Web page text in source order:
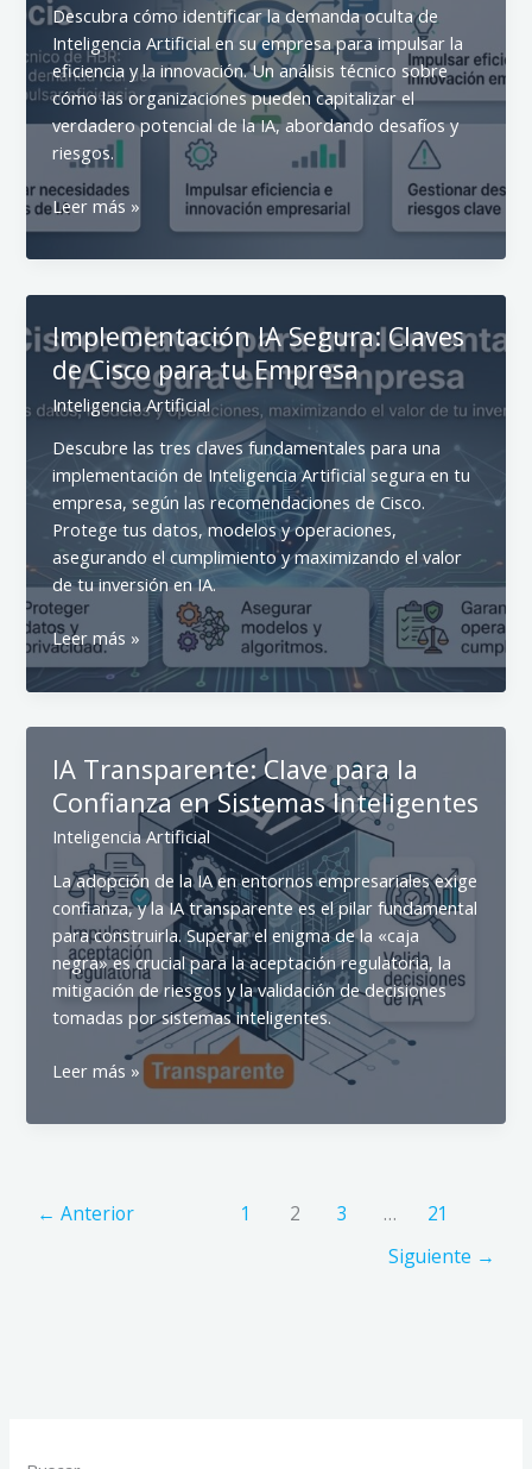
Descubra cómo identificar la demanda oculta de
Inteligencia Artificial en su empresa para impulsar la
eficiencia y la innovación. Un análisis técnico sobre
cómo las organizaciones pueden capitalizar el
verdadero potencial de la IA, abordando desafíos y
riesgos.
Inteligencia
Artificial:
Descubra
en
su
Empresa
Leer más »
Implementación IA Segura: Claves
de Cisco para tu Empresa
Inteligencia Artificial
Descubre las tres claves fundamentales para una
implementación de Inteligencia Artificial segura en tu
empresa, según las recomendaciones de Cisco.
Protege tus datos, modelos y operaciones,
asegurando el cumplimiento y maximizando el valor
de tu inversión en IA.
Implementación
IA
Segura:
Cisco
para
tu
Empresa
Leer más »
IA Transparente: Clave para la
Confianza en Sistemas Inteligentes
Inteligencia Artificial
La adopción de la IA en entornos empresariales exige
confianza, y la IA transparente es el pilar fundamental
para construirla. Superar el enigma de la «caja
negra» es crucial para la aceptación regulatoria, la
mitigación de riesgos y la validación de decisiones
tomadas por sistemas inteligentes.
IA
Transparente:
Clave
Confianza
Leer más »
← Anterior 1 2 3 …
21
Siguiente →